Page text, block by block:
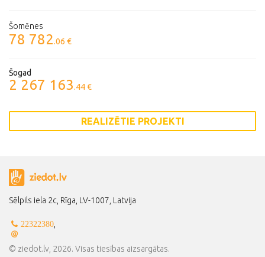
Šomēnes
78 782.06 €
Šogad
2 267 163.44 €
REALIZĒTIE PROJEKTI
Sēlpils iela 2c, Rīga, LV-1007, Latvija
22322380,
© ziedot.lv, 2026. Visas tiesības aizsargātas.